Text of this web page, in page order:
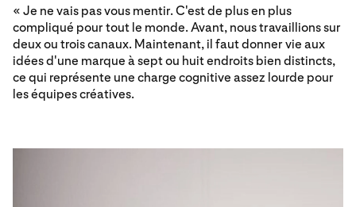
« Je ne vais pas vous mentir. C'est de plus en plus
compliqué pour tout le monde. Avant, nous travaillions sur
deux ou trois canaux. Maintenant, il faut donner vie aux
idées d'une marque à sept ou huit endroits bien distincts,
ce qui représente une charge cognitive assez lourde pour
les équipes créatives.